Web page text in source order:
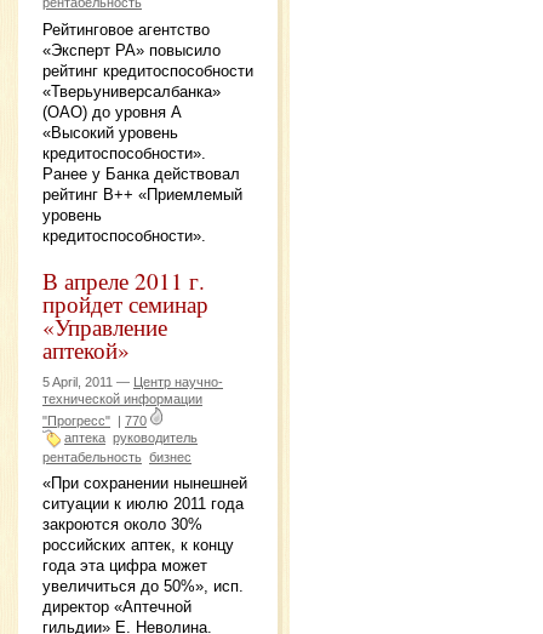
рентабельность
Рейтинговое агентство
«Эксперт РА» повысило
рейтинг кредитоспособности
«Тверьуниверсалбанка»
(ОАО) до уровня А
«Высокий уровень
кредитоспособности».
Ранее у Банка действовал
рейтинг В++ «Приемлемый
уровень
кредитоспособности».
В апреле 2011 г.
пройдет семинар
«Управление
аптекой»
5 April, 2011 — Центр научно-
технической информации
"Прогресс" | 770
аптека руководитель
рентабельность бизнес
«При сохранении нынешней
ситуации к июлю 2011 года
закроются около 30%
российских аптек, к концу
года эта цифра может
увеличиться до 50%», исп.
директор «Аптечной
гильдии» Е. Неволина.